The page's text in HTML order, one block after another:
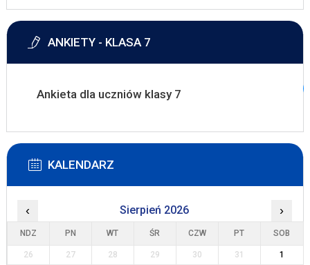
ANKIETY - KLASA 7
Ankieta dla uczniów klasy 7
KALENDARZ
‹ Sierpień 2026 ›
NDZ PN WT ŚR CZW PT SOB
26 27 28 29 30 31
1